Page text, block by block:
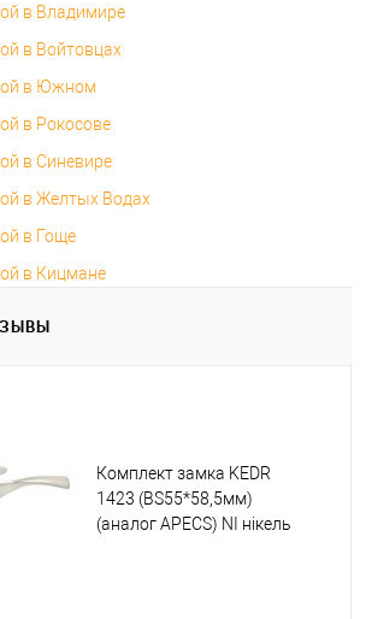
в Владимире
в Войтовцах
в Южном
в Рокосове
в Синевире
в Желтых Водах
в Гоще
в Кицмане
Комплект замка KEDR
1423 (BS55*58,5мм)
(аналог APECS) NI нікель